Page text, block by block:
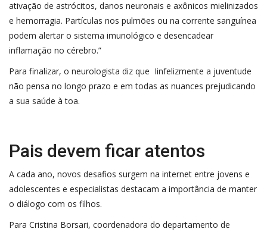
ativação de astrócitos, danos neuronais e axônicos mielinizados
e hemorragia. Partículas nos pulmões ou na corrente sanguínea
podem alertar o sistema imunológico e desencadear
inflamação no cérebro.”
Para finalizar, o neurologista diz que Iinfelizmente a juventude
não pensa no longo prazo e em todas as nuances prejudicando
a sua saúde à toa.
Pais devem ficar atentos
A cada ano, novos desafios surgem na internet entre jovens e
adolescentes e especialistas destacam a importância de manter
o diálogo com os filhos.
Para Cristina Borsari, coordenadora do departamento de